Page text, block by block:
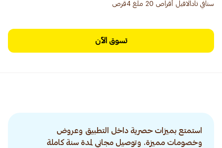
سنافي تادالافيل أقراص 20 ملغ 4قرص
تسوق الآن
استمتع بميزات حصرية داخل التطبيق وعروض
وخصومات مميزة. وتوصيل مجاني لمدة سنة كاملة